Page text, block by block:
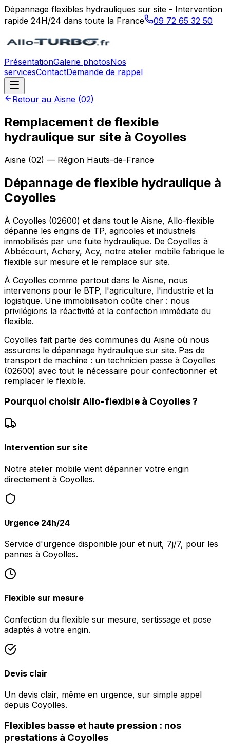
Dépannage flexibles hydrauliques sur site - Intervention
rapide 24H/24 dans toute la France
09 72 65 32 50
PrésentationGalerie photosNos
servicesContactDemande de rappel
Retour au Aisne (02)
Remplacement de flexible
hydraulique sur site à Coyolles
Aisne (02) — Région Hauts-de-France
Dépannage de flexible hydraulique à
Coyolles
À Coyolles (02600) et dans tout le Aisne, Allo-flexible
dépanne les engins de TP, agricoles et industriels
immobilisés par une fuite hydraulique. De Coyolles à
Abbécourt, Achery, Acy, notre atelier mobile fabrique le
flexible sur mesure et le remplace sur site.
À Coyolles comme partout dans le Aisne, nous
intervenons pour le BTP, l'agriculture, l'industrie et la
logistique. Une immobilisation coûte cher : nous
privilégions la réactivité et la confection immédiate du
flexible.
Coyolles fait partie des communes du Aisne où nous
assurons le dépannage hydraulique sur site. Pas de
transport de machine : un technicien passe à Coyolles
(02600) avec tout le nécessaire pour confectionner et
remplacer le flexible.
Pourquoi choisir Allo-flexible à Coyolles?
Intervention sur site
Notre atelier mobile vient dépanner votre engin
directement à Coyolles.
Urgence 24h/24
Service d'urgence disponible jour et nuit, 7j/7, pour les
pannes à Coyolles.
Flexible sur mesure
Confection du flexible sur mesure, sertissage et pose
adaptés à votre engin.
Devis clair
Un devis clair, même en urgence, sur simple appel
depuis Coyolles.
Flexibles basse et haute pression : nos
prestations à Coyolles